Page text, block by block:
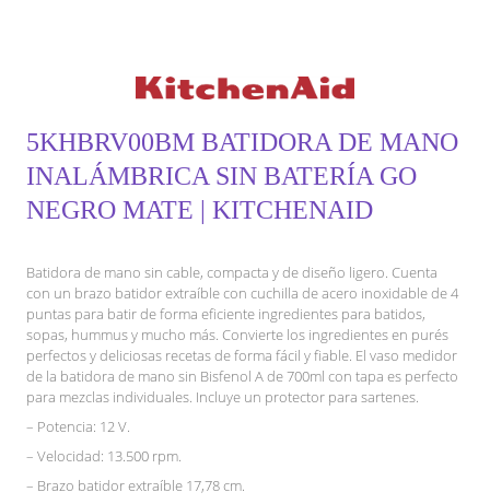
5KHBRV00BM BATIDORA DE MANO
INALÁMBRICA SIN BATERÍA GO
NEGRO MATE | KITCHENAID
Batidora de mano sin cable, compacta y de diseño ligero. Cuenta
con un brazo batidor extraíble con cuchilla de acero inoxidable de 4
puntas para batir de forma eficiente ingredientes para batidos,
sopas, hummus y mucho más. Convierte los ingredientes en purés
perfectos y deliciosas recetas de forma fácil y fiable. El vaso medidor
de la batidora de mano sin Bisfenol A de 700ml con tapa es perfecto
para mezclas individuales. Incluye un protector para sartenes.
– Potencia: 12 V.
– Velocidad: 13.500 rpm.
– Brazo batidor extraíble 17,78 cm.